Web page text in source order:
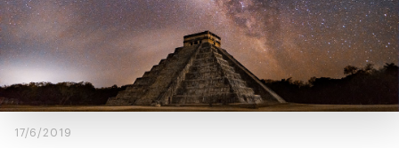
17/6/2019